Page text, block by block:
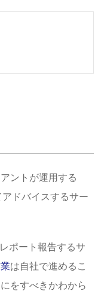
ントが運用する
ドバイスするサー
ポート報告するサ
は自社で進めるこ
をすべきかわから